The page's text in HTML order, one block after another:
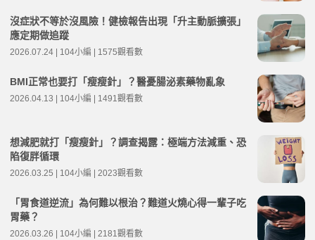
沒症狀不等於沒風險！健檢報告出現「升主動脈擴張」
應定期做追蹤
2026.07.24 | 104小編 | 1575觀看數
BMI正常也要打「瘦瘦針」？醫憂腸泌素藥物亂象
2026.04.13 | 104小編 | 1491觀看數
想減肥就打「瘦瘦針」？調查揭露：極端方法減重、恐
陷復胖循環
2026.03.25 | 104小編 | 2023觀看數
「胃食道逆流」為何難以根治？難道火燒心得一輩子吃
胃藥？
2026.03.26 | 104小編 | 2181觀看數